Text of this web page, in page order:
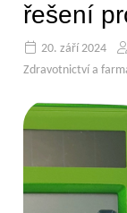
řešení
20. září 2024
Zdravotnictví a